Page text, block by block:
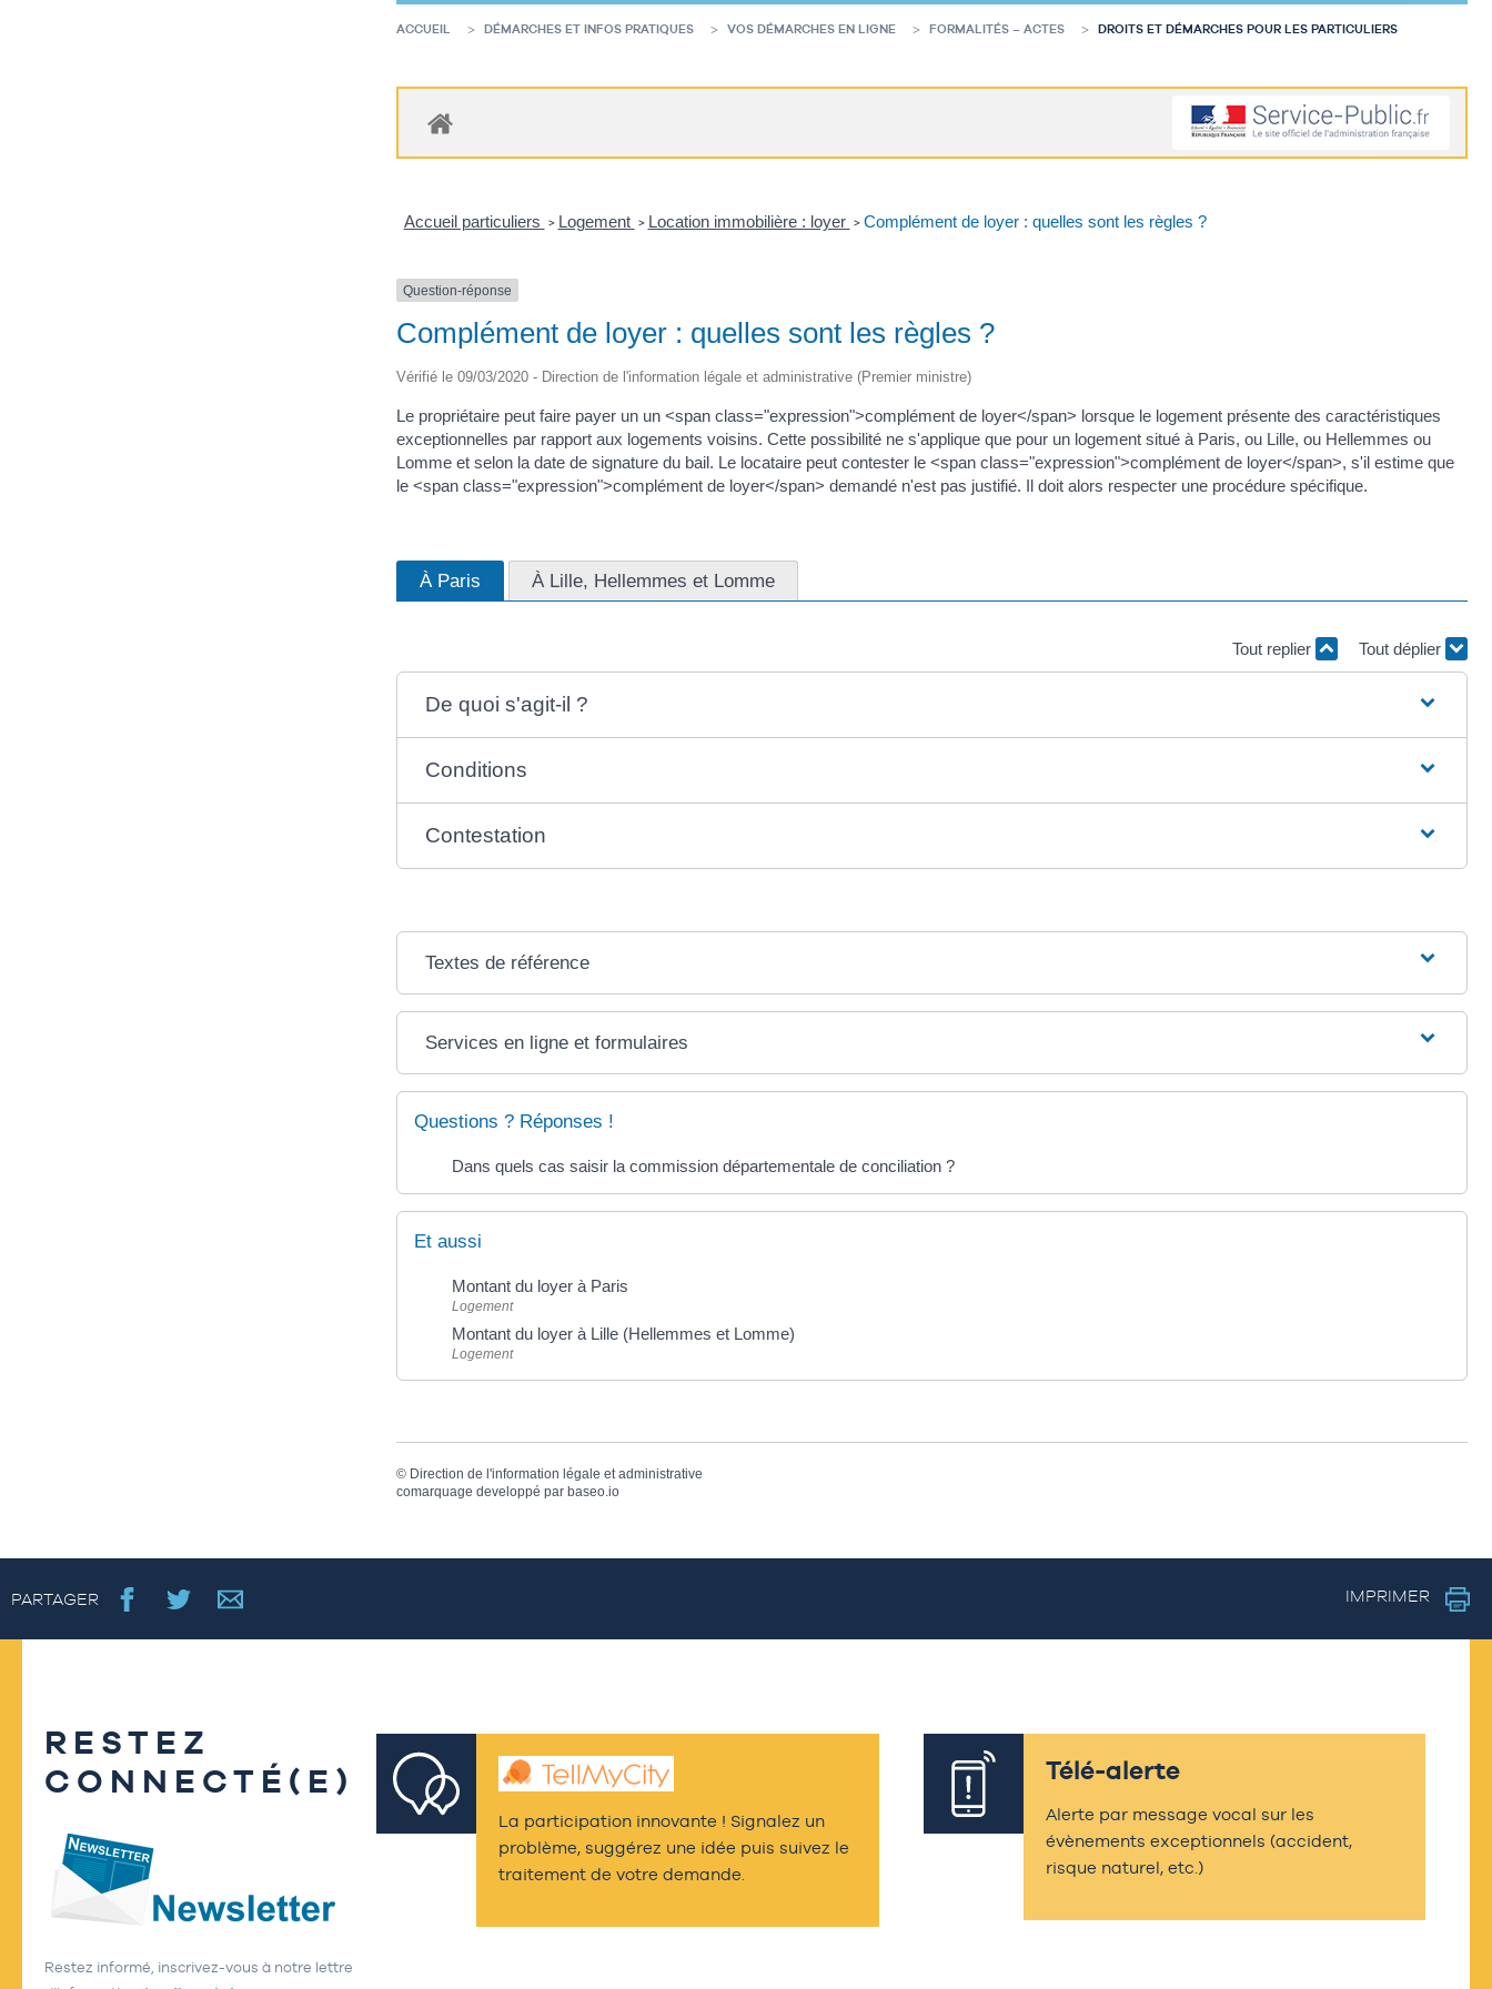
ACCUEIL DÉMARCHES ET INFOS PRATIQUES VOS DÉMARCHES EN LIGNE FORMALITÉS – ACTES DROITS ET DÉMARCHES POUR LES PARTICULIERS
Accueil particuliers > Logement > Location immobilière : loyer > Complément de loyer : quelles sont les règles ?
Question-réponse
Complément de loyer : quelles sont les règles ?
Vérifié le 09/03/2020 - Direction de l'information légale et administrative (Premier ministre)
Le propriétaire peut faire payer un un <span class="expression">complément de loyer</span> lorsque le logement présente des caractéristiques
exceptionnelles par rapport aux logements voisins. Cette possibilité ne s'applique que pour un logement situé à Paris, ou Lille, ou Hellemmes ou
Lomme et selon la date de signature du bail. Le locataire peut contester le <span class="expression">complément de loyer</span>, s'il estime que
le <span class="expression">complément de loyer</span> demandé n'est pas justifié. Il doit alors respecter une procédure spécifique.
À Paris À Lille, Hellemmes et Lomme
Tout replier Tout déplier
De quoi s'agit-il ?
Conditions
Contestation
Textes de référence
Services en ligne et formulaires
Questions ? Réponses !
Dans quels cas saisir la commission départementale de conciliation ?
Et aussi
Montant du loyer à Paris
Logement
Montant du loyer à Lille (Hellemmes et Lomme)
Logement
© Direction de l'information légale et administrative
comarquage developpé par baseo.io
PARTAGER IMPRIMER
RESTEZ
CONNECTÉ(E)
Restez informé, inscrivez-vous à notre lettre
La participation innovante ! Signalez un
problème, suggérez une idée puis suivez le
traitement de votre demande.
Télé-alerte
Alerte par message vocal sur les
évènements exceptionnels (accident,
risque naturel, etc.)